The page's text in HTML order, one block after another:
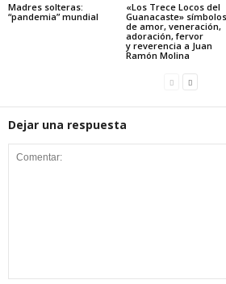
Madres solteras:
“pandemia” mundial
«Los Trece Locos del
Guanacaste» símbolos
de amor, veneración,
adoración, fervor
y reverencia a Juan
Ramón Molina
Dejar una respuesta